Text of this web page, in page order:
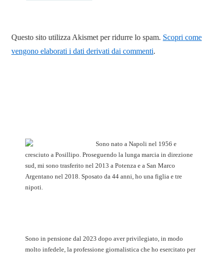
Questo sito utilizza Akismet per ridurre lo spam. Scopri come
vengono elaborati i dati derivati dai commenti.
Sono nato a Napoli nel 1956 e
cresciuto a Posillipo. Proseguendo la lunga marcia in direzione
sud, mi sono trasferito nel 2013 a Potenza e a San Marco
Argentano nel 2018. Sposato da 44 anni, ho una figlia e tre
nipoti.
Sono in pensione dal 2023 dopo aver privilegiato, in modo
molto infedele, la professione giornalistica che ho esercitato per